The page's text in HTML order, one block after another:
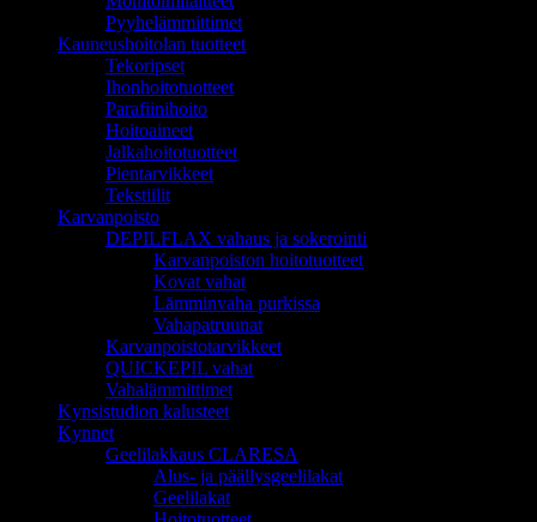
Pyyhelämmittimet
Kauneushoitolan tuotteet
Tekoripset
Ihonhoitotuotteet
Parafiinihoito
Hoitoaineet
Jalkahoitotuotteet
Pientarvikkeet
Tekstiilit
Karvanpoisto
DEPILFLAX vahaus ja sokerointi
Karvanpoiston hoitotuotteet
Kovat vahat
Lämminvaha purkissa
Vahapatruunat
Karvanpoistotarvikkeet
QUICKEPIL vahat
Vahalämmittimet
Kynsistudion kalusteet
Kynnet
Geelilakkaus CLARESA
Alus- ja päällysgeelilakat
Geelilakat